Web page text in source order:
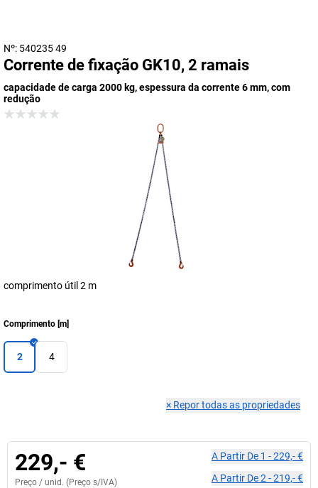
Nº: 540235 49
Corrente de fixação GK10, 2 ramais
capacidade de carga 2000 kg, espessura da corrente 6 mm, com
redução
comprimento útil 2 m
Comprimento [m]
2 4
× Repor todas as propriedades
229,- €
Preço / unid. (Preço s/IVA)
A Partir De 1 -229,- €
A Partir De2 -219,- €